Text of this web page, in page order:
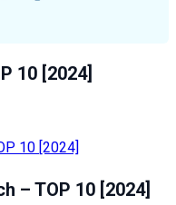
10 [2024]
– TOP 10 [2024]